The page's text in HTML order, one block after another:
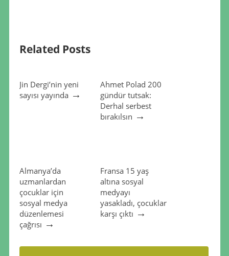
Related Posts
Jin Dergi’nin yeni
sayısı yayında→
Ahmet Polad 200
gündür tutsak:
Derhal serbest
bırakılsın →
Almanya’da
uzmanlardan
çocuklar için
sosyal medya
düzenlemesi
çağrısı →
Fransa 15 yaş
altına sosyal
medyayı
yasakladı, çocuklar
karşı çıktı →